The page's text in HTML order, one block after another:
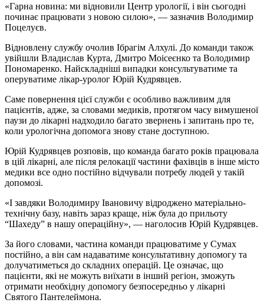
«Гарна новина: ми відновили Центр урології, і він сьогодні
починає працювати з новою силою», — зазначив Володимир
Поцелуєв.
Відновлену службу очолив Ібрагім Алхулі. До команди також
увійшли Владислав Курта, Дмитро Моісеєнко та Володимир
Пономаренко. Найскладніші випадки консультуватиме та
оперуватиме лікар-уролог Юрій Кудрявцев.
Саме повернення цієї служби є особливо важливим для
пацієнтів, адже, за словами медиків, протягом часу вимушеної
паузи до лікарні надходило багато звернень і запитань про те,
коли урологічна допомога знову стане доступною.
Юрій Кудрявцев розповів, що команда багато років працювала
в цій лікарні, але після релокації частини фахівців в інше місто
медики все одно постійно відчували потребу людей у такій
допомозі.
«І завдяки Володимиру Івановичу відроджено матеріально-
технічну базу, навіть зараз краще, ніж була до прильоту
“Шахеду” в нашу операційну», — наголосив Юрій Кудрявцев.
За його словами, частина команди працюватиме у Сумах
постійно, а він сам надаватиме консультативну допомогу та
долучатиметься до складних операцій. Це означає, що
пацієнти, які не можуть виїхати в інший регіон, зможуть
отримати необхідну допомогу безпосередньо у лікарні
Святого Пантелеймона.